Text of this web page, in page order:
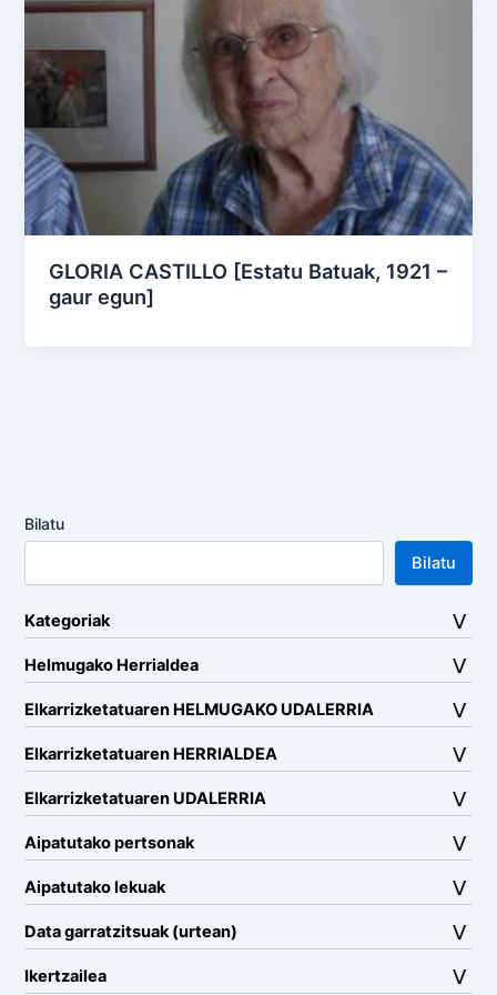
GLORIA CASTILLO [Estatu Batuak, 1921 –
gaur egun]
Bilatu
Bilatu
Kategoriak
Helmugako Herrialdea
Elkarrizketatuaren HELMUGAKO UDALERRIA
Elkarrizketatuaren HERRIALDEA
Elkarrizketatuaren UDALERRIA
Aipatutako pertsonak
Aipatutako lekuak
Data garratzitsuak (urtean)
Ikertzailea